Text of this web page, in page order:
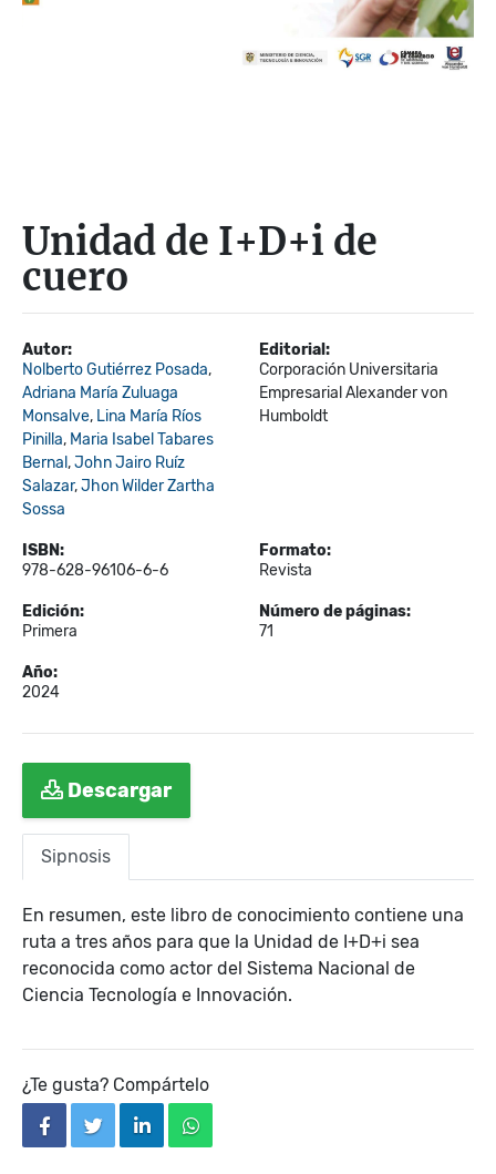
Unidad de I+D+i de
cuero
Autor:
Nolberto Gutiérrez Posada,
Adriana María Zuluaga
Monsalve, Lina María Ríos
Pinilla, Maria Isabel Tabares
Bernal ,John Jairo Ruíz
Salazar,Jhon Wilder Zartha
Sossa
Editorial:
Corporación Universitaria
Empresarial Alexander von
Humboldt
ISBN:
978-628-96106-6-6
Formato:
Revista
Edición:
Primera
Número de páginas:
71
Año:
2024
Descargar
Sipnosis
En resumen, este libro de conocimiento contiene una
ruta a tres años para que la Unidad de I+D+i sea
reconocida como actor del Sistema Nacional de
Ciencia Tecnología e Innovación.
¿Te gusta? Compártelo
facebooktwitter linkedinwhatsapp